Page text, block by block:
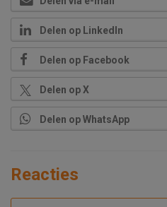
Delen op LinkedIn
Delen op Facebook
Delen op X
Delen op WhatsApp
Reacties